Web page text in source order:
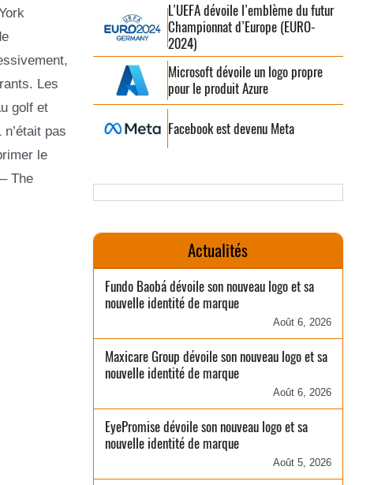
Les
golf et
pas
le
The
L’UEFA dévoile l’emblème du futur
Championnat d’Europe (EURO-
2024)
Microsoft dévoile un logo propre
pour le produit Azure
Facebook est devenu Meta
Actualités
Fundo Baobá dévoile son nouveau logo et sa
nouvelle identité de marque
Août 6, 2026
Maxicare Group dévoile son nouveau logo et sa
nouvelle identité de marque
Août 6, 2026
EyePromise dévoile son nouveau logo et sa
nouvelle identité de marque
Août 5, 2026